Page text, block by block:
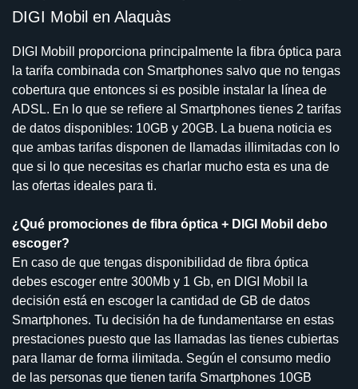
DIGI Mobil en Alaquàs
DIGI Mobill proporciona principalmente la fibra óptica para
la tarifa combinada con Smartphones salvo que no tengas
cobertura que entonces si es posible instalar la línea de
ADSL. En lo que se refiere al Smartphones tienes 2 tarifas
de datos disponibles: 10GB y 20GB. La buena noticia es
que ambas tarifas disponen de llamadas illimitadas con lo
que si lo que necesitas es charlar mucho esta es una de
las ofertas ideales para ti.
¿Qué promociones de fibra óptica + DIGI Mobil debo
escoger?
En caso de que tengas disponibilidad de fibra óptica
debes escoger entre 300Mb y 1 Gb, en DIGI Mobil la
decisión está en escoger la cantidad de GB de datos
Smartphones. Tu decisión ha de fundamentarse en estas
prestaciones puesto que las llamadas las tienes cubiertas
para llamar de forma ilimitada. Según el consumo medio
de las personas que tienen tarifa Smartphones 10GB